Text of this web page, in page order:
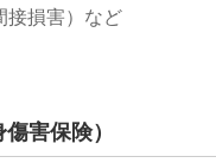
接損害）など
害保険）